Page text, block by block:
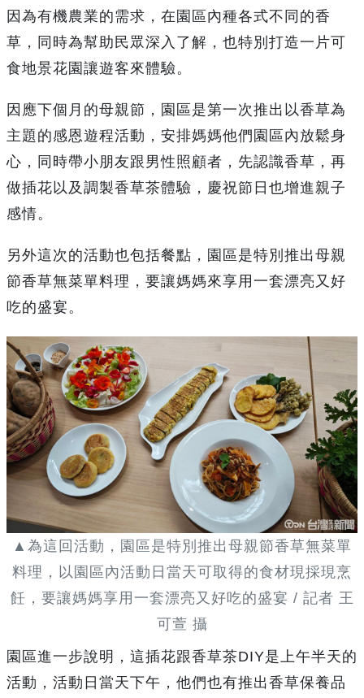
因為有機農業的需求，在園區內種各式不同的香
草，同時為幫助民眾深入了解，也特別打造一片可
食地景花園讓遊客來體驗。
因應下個月的母親節，園區是第一次推出以香草為
主題的感恩遊程活動，安排媽媽他們園區內放鬆身
心，同時帶小朋友跟男性照顧者，先認識香草，再
做插花以及調製香草茶體驗，慶祝節日也增進親子
感情。
另外這次的活動也包括餐點，園區是特別推出母親
節香草無菜單料理，要讓媽媽來享用一套漂亮又好
吃的盛宴。
▲為這回活動，園區是特別推出母親節香草無菜單
料理，以園區內活動日當天可取得的食材現採現烹
飪，要讓媽媽享用一套漂亮又好吃的盛宴 / 記者 王
可萱 攝
園區進一步說明，這插花跟香草茶DIY是上午半天的
活動，活動日當天下午，他們也有推出香草保養品